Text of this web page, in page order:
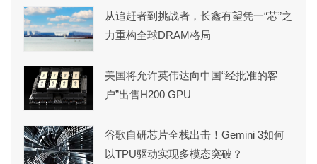
从追赶者到挑战者，长鑫有望凭一“芯”之
力重构全球DRAM格局
美国将允许英伟达向中国“经批准的客
户”出售H200 GPU
谷歌自研芯片全栈出击！Gemini 3如何
以TPU驱动实现多模态突破？